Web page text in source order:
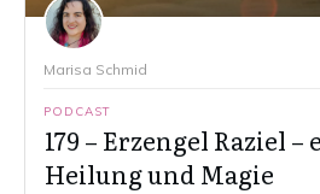
Marisa Schmid
PODCAST
179 – Erzengel Raziel
Heilung und Magie